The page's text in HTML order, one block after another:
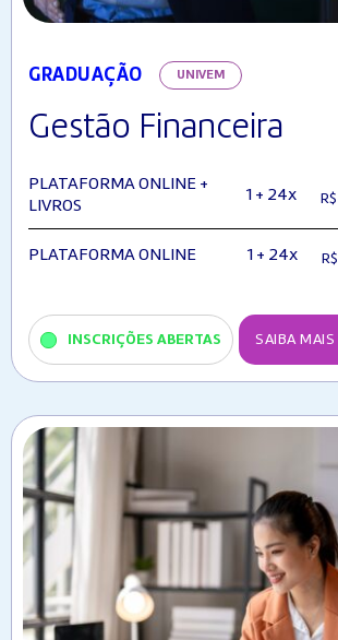
GRADUAÇÃO UNIVEM
Gestão Financeira
PLATAFORMA ONLINE +
LIVROS
1 + 24x R$
PLATAFORMA ONLINE 1 + 24x R$
INSCRIÇÕES ABERTAS SAIBA MAIS